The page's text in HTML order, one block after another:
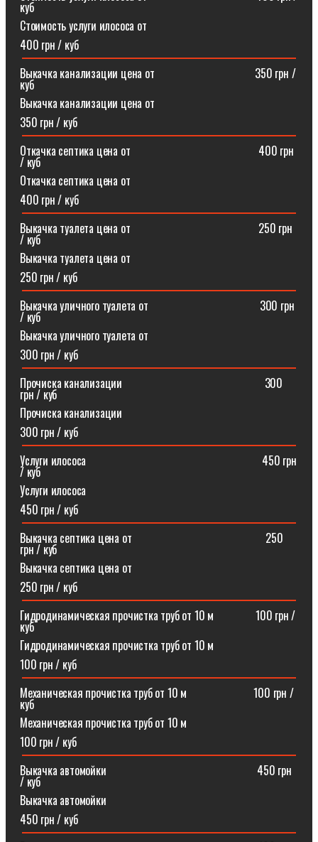
куб
Стоимость услуги илососа от
400 грн / куб
Выкачка канализации цена от⠀⠀⠀⠀⠀⠀⠀⠀⠀⠀⠀⠀350 грн /
куб
Выкачка канализации цена от
350 грн / куб
Откачка септика цена от ⠀⠀⠀⠀⠀⠀⠀⠀⠀⠀⠀⠀⠀⠀⠀400 грн
/ куб
Откачка септика цена от
400 грн / куб
Выкачка туалета цена от ⠀⠀⠀⠀⠀⠀⠀⠀⠀⠀⠀⠀⠀⠀⠀250 грн
/ куб
Выкачка туалета цена от
250 грн / куб
Выкачка уличного туалета от ⠀⠀⠀⠀⠀⠀⠀⠀⠀⠀⠀⠀⠀300 грн
/ куб
Выкачка уличного туалета от
300 грн / куб
Прочиска канализации⠀⠀⠀⠀⠀⠀⠀⠀⠀⠀⠀⠀⠀⠀⠀⠀⠀300
грн / куб
Прочиска канализации
300 грн / куб
Услуги илососа⠀⠀⠀⠀⠀⠀⠀⠀⠀⠀⠀⠀⠀⠀⠀⠀⠀⠀⠀⠀⠀450 грн
/ куб
Услуги илососа
450 грн / куб
Выкачка септика цена от⠀⠀⠀⠀⠀⠀⠀⠀⠀⠀⠀⠀⠀⠀⠀⠀250
грн / куб
Выкачка септика цена от
250 грн / куб
Гидродинамическая прочистка труб от 10 м⠀⠀⠀⠀⠀100 грн /
куб
Гидродинамическая прочистка труб от 10 м
100 грн / куб
Механическая прочистка труб от 10 м⠀⠀⠀⠀⠀⠀⠀⠀100 грн /
куб
Механическая прочистка труб от 10 м
100 грн / куб
Выкачка автомойки⠀⠀⠀⠀⠀⠀⠀⠀⠀⠀⠀⠀⠀⠀⠀⠀⠀⠀450 грн
/ куб
Выкачка автомойки
450 грн / куб